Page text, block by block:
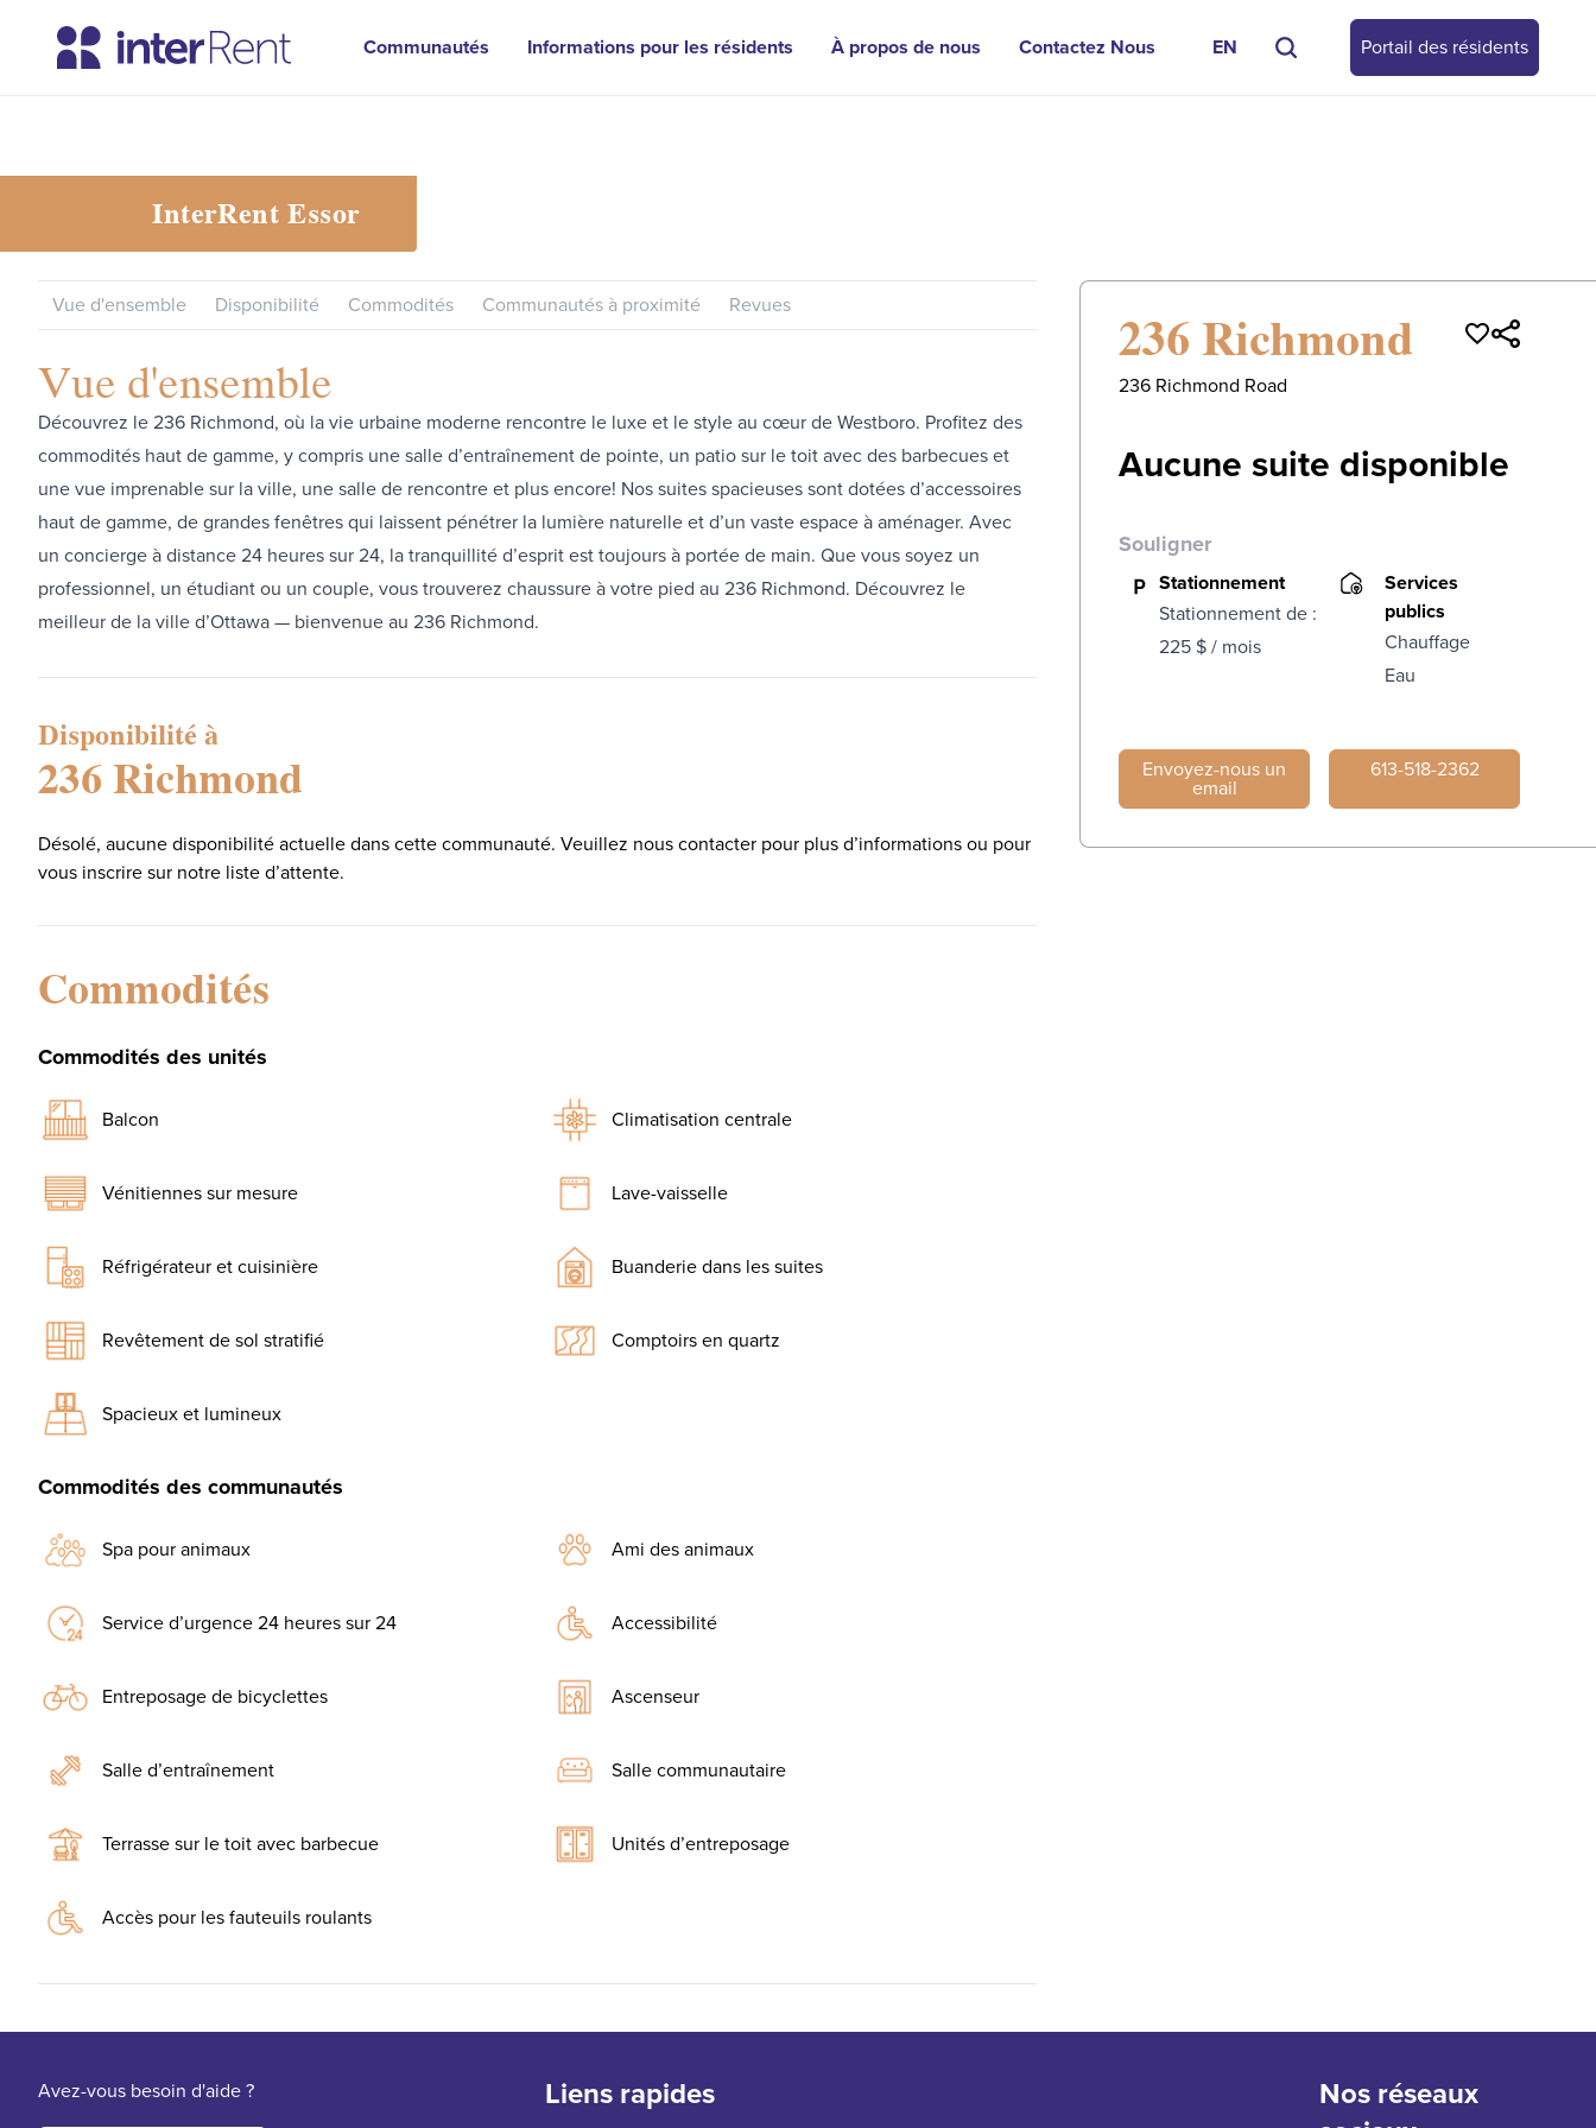
Communautés Informations pour les résidents À propos de nous Contactez Nous EN Portail des résidents
0/0
InterRent Essor
236 Richmond
236 Richmond Road
Aucune suite disponible
Souligner
Stationnement
Stationnement de :
225 $ / mois
Services
publics
Chauffage
Eau
Envoyez-nous un
email
613-518-2362
Vue d'ensemble Disponibilité Commodités Communautés à proximité Revues
Vue d'ensemble
Découvrez le 236 Richmond, où la vie urbaine moderne rencontre le luxe et le style au cœur de Westboro. Profitez des
commodités haut de gamme, y compris une salle d’entraînement de pointe, un patio sur le toit avec des barbecues et
une vue imprenable sur la ville, une salle de rencontre et plus encore! Nos suites spacieuses sont dotées d’accessoires
haut de gamme, de grandes fenêtres qui laissent pénétrer la lumière naturelle et d’un vaste espace à aménager. Avec
un concierge à distance 24 heures sur 24, la tranquillité d’esprit est toujours à portée de main. Que vous soyez un
professionnel, un étudiant ou un couple, vous trouverez chaussure à votre pied au 236 Richmond. Découvrez le
meilleur de la ville d’Ottawa — bienvenue au 236 Richmond.
Disponibilité à
236 Richmond
Désolé, aucune disponibilité actuelle dans cette communauté. Veuillez nous contacter pour plus d’informations ou pour
vous inscrire sur notre liste d’attente.
Commodités
Commodités des unités
Balcon Climatisation centrale
Vénitiennes sur mesure Lave-vaisselle
Réfrigérateur et cuisinière Buanderie dans les suites
Revêtement de sol stratifié Comptoirs en quartz
Spacieux et lumineux
Commodités des communautés
Spa pour animaux Ami des animaux
Service d’urgence 24 heures sur 24 Accessibilité
Entreposage de bicyclettes Ascenseur
Salle d’entraînement Salle communautaire
Terrasse sur le toit avec barbecue Unités d’entreposage
Accès pour les fauteuils roulants
Avez-vous besoin d'aide ? Liens rapides
Nos réseaux